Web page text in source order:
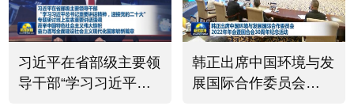
习近平在省部级主要领
导干部“学习习近平总
韩正出席中国环境与发
展国际合作委员会